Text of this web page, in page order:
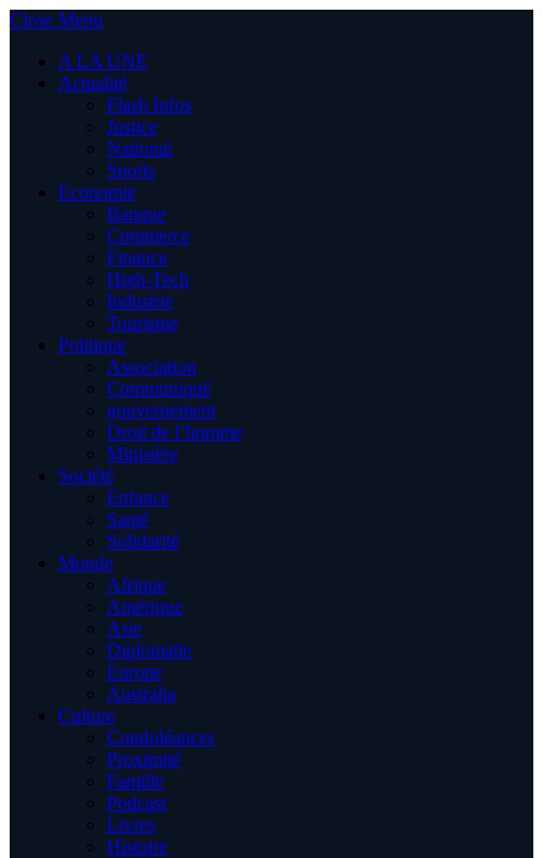
Close Menu
A LA UNE
Actualité
Flash Infos
Justice
National
Sports
Economie
Banque
Commerce
Finance
High-Tech
Industrie
Tourisme
Politique
Association
Communiqué
gouvernement
Droit de l’homme
Ministère
Société
Enfance
Santé
Solidarité
Monde
Afrique
Amérique
Asie
Diplomatie
Europe
Australia
Culture
Condoléances
Proximité
Famille
Podcast
Livres
Histoire